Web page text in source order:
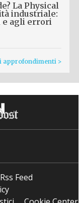
La Physical
industriale:
e agli errori
approfondimenti >
Rss Feed